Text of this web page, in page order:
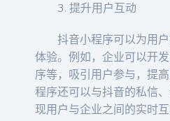
3. 提升用户互动
抖音小程序可以为用
体验。例如，企业可以开
序等，吸引用户参与，提
程序还可以与抖音的私信
现用户与企业之间的实时互